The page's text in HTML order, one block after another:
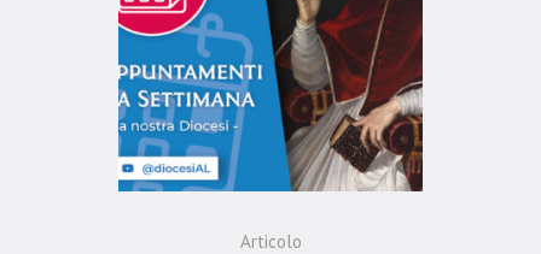
Articolo